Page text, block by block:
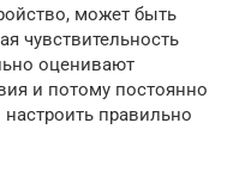
может быть
чувствительность
оценивают
и потому постоянно
правильно